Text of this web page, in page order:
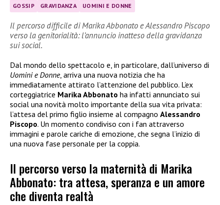
GOSSIP GRAVIDANZA UOMINI E DONNE
Il percorso difficile di Marika Abbonato e Alessandro Piscopo
verso la genitorialità: l’annuncio inatteso della gravidanza
sui social.
Dal mondo dello spettacolo e, in particolare, dall’universo di
Uomini e Donne, arriva una nuova notizia che ha
immediatamente attirato l’attenzione del pubblico. L’ex
corteggiatrice Marika Abbonato ha infatti annunciato sui
social una novità molto importante della sua vita privata:
l’attesa del primo figlio insieme al compagno Alessandro
Piscopo. Un momento condiviso con i fan attraverso
immagini e parole cariche di emozione, che segna l’inizio di
una nuova fase personale per la coppia.
Il percorso verso la maternità di Marika
Abbonato: tra attesa, speranza e un amore
che diventa realtà